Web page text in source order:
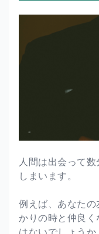
人間は出会って
しまいます。
例えば、あなた
かりの時と仲良
はないでしょうか。